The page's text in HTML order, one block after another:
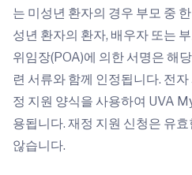
는 미성년 환자의 경우 부모 중
성년 환자의 환자, 배우자 또는
위임장(POA)에 의한 서명은 해
련 서류와 함께 인정됩니다. 전
정 지원 양식을 사용하여 UVA
용됩니다. 재정 지원 신청은 유
않습니다.